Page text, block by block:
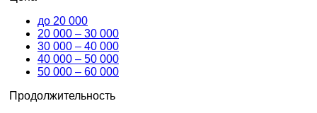
до 20 000
20 000 – 30 000
30 000 – 40 000
40 000 – 50 000
50 000 – 60 000
Продолжительность